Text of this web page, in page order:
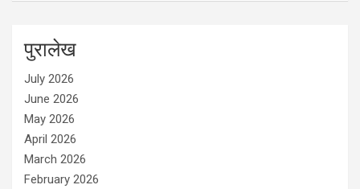
पुरालेख
July 2026
June 2026
May 2026
April 2026
March 2026
February 2026